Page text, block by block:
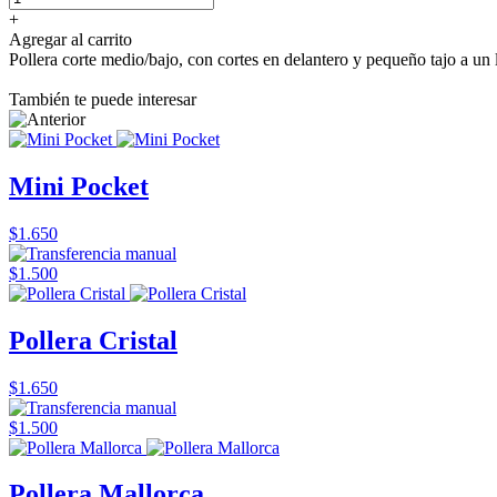
+
Agregar al carrito
Pollera corte medio/bajo, con cortes en delantero y pequeño tajo a un
También te puede interesar
Mini Pocket
$1.650
$1.500
Pollera Cristal
$1.650
$1.500